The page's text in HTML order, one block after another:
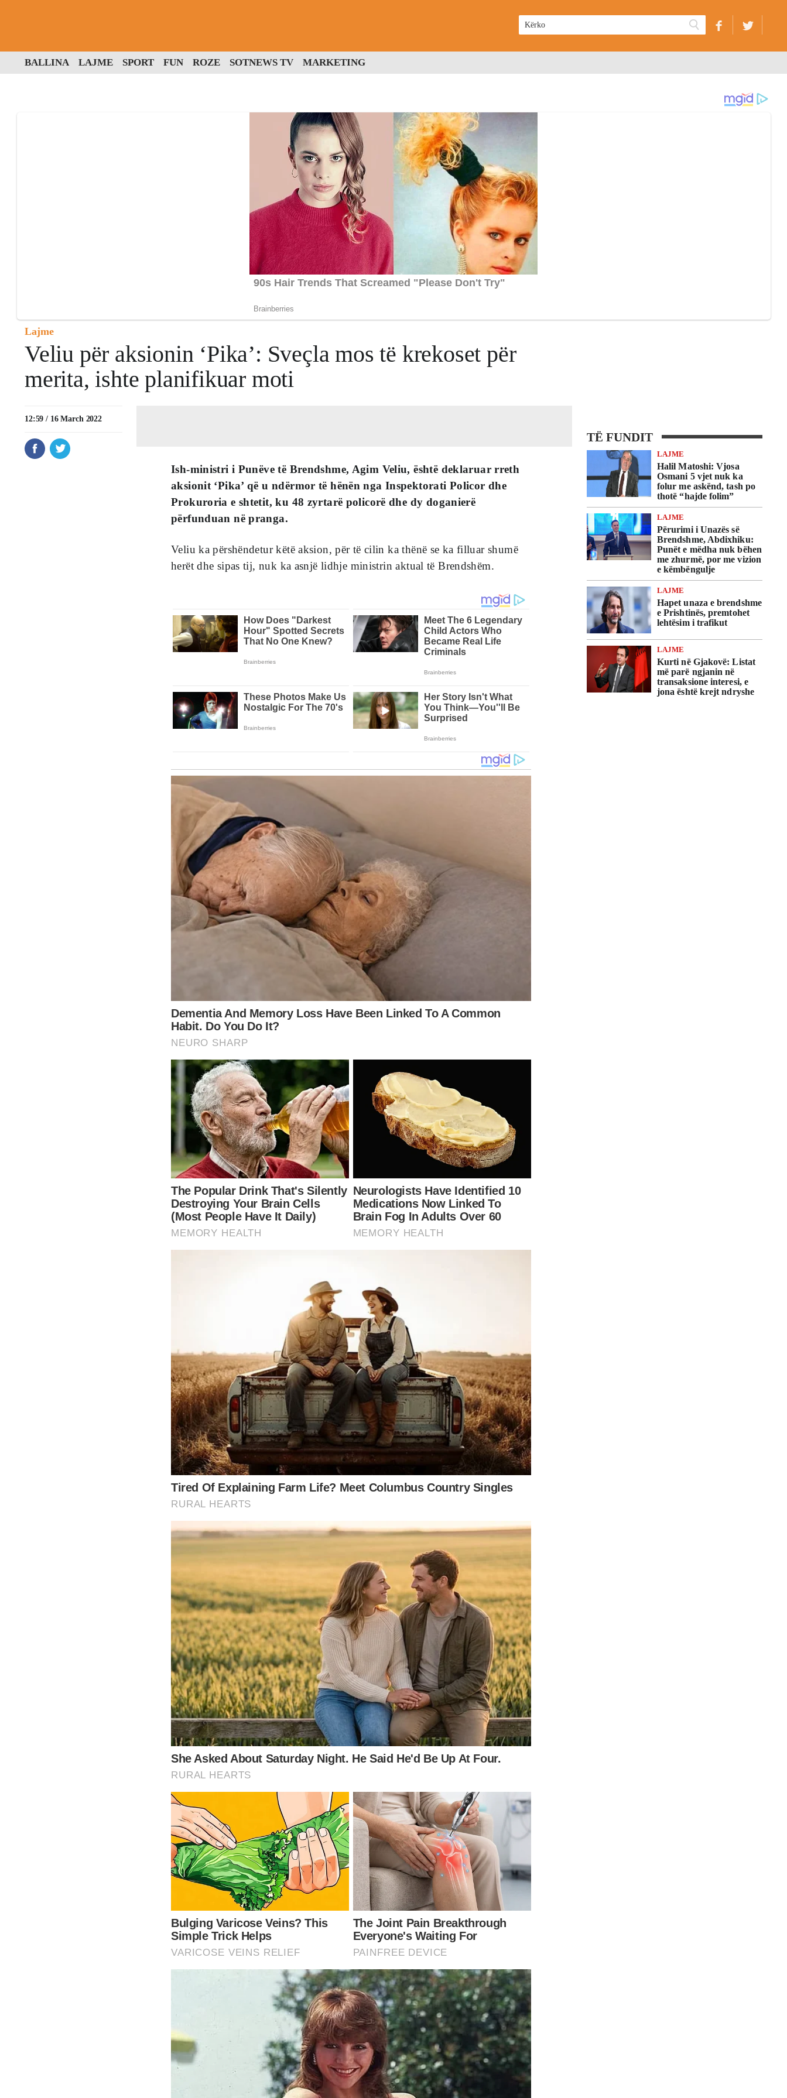
BALLINA LAJME SPORT FUN ROZE SOTNEWS TV MARKETING
Lajme
Veliu për aksionin ‘Pika’: Sveçla mos të krekoset për
merita, ishte planifikuar moti
12:59 / 16 March 2022
TË FUNDIT
LAJME
Halil Matoshi: Vjosa
Osmani 5 vjet nuk ka
folur me askënd, tash po
thotë “hajde folim”
LAJME
Përurimi i Unazës së
Brendshme, Abdixhiku:
Punët e mëdha nuk bëhen
me zhurmë, por me vizion
e këmbëngulje
LAJME
Hapet unaza e brendshme
e Prishtinës, premtohet
lehtësim i trafikut
LAJME
Kurti në Gjakovë: Listat
më parë ngjanin në
transaksione interesi, e
jona është krejt ndryshe
Ish-ministri i Punëve të Brendshme, Agim Veliu, është deklaruar rreth
aksionit ‘Pika’ që u ndërmor të hënën nga Inspektorati Policor dhe
Prokuroria e shtetit, ku 48 zyrtarë policorë dhe dy doganierë
përfunduan në pranga.
Veliu ka përshëndetur këtë aksion, për të cilin ka thënë se ka filluar shumë
herët dhe sipas tij, nuk ka asnjë lidhje ministrin aktual të Brendshëm.